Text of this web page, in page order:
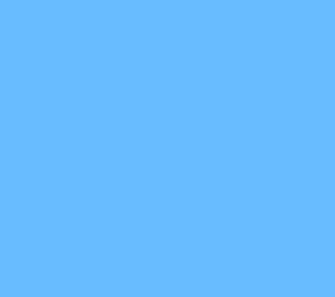
oder in unserer Computer-Werkstatt in